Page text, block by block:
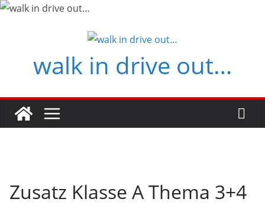
Zum
walk in drive out…
Zusatz Klasse A Thema 3+4